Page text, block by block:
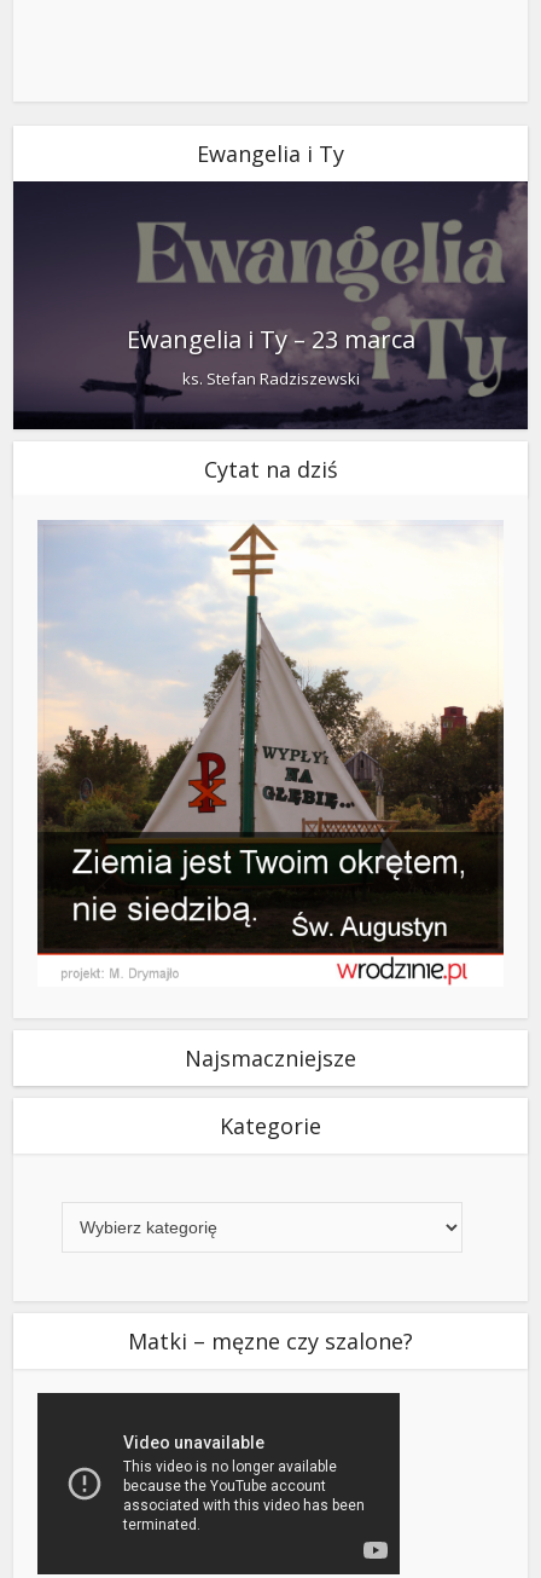
Ewangelia i Ty
Ewangelia i Ty – 23 marca
ks. Stefan Radziszewski
Cytat na dziś
Najsmaczniejsze
Kategorie
Matki – męzne czy szalone?